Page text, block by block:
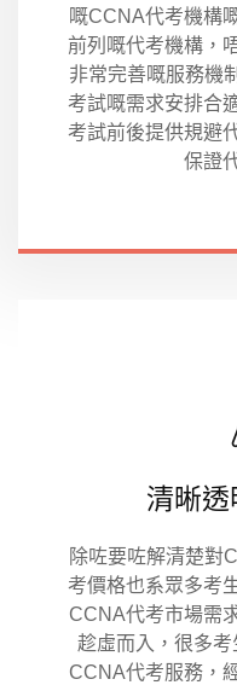
嘅CCNA代考機構
前列嘅代考機構，
非常完善嘅服務機
考試嘅需求安排合
考試前後提供規避
保證
清晰透
除咗要咗解清楚對
考價格也系眾多考
CCNA代考市場需
趁虛而入，很多
CCNA代考服務，